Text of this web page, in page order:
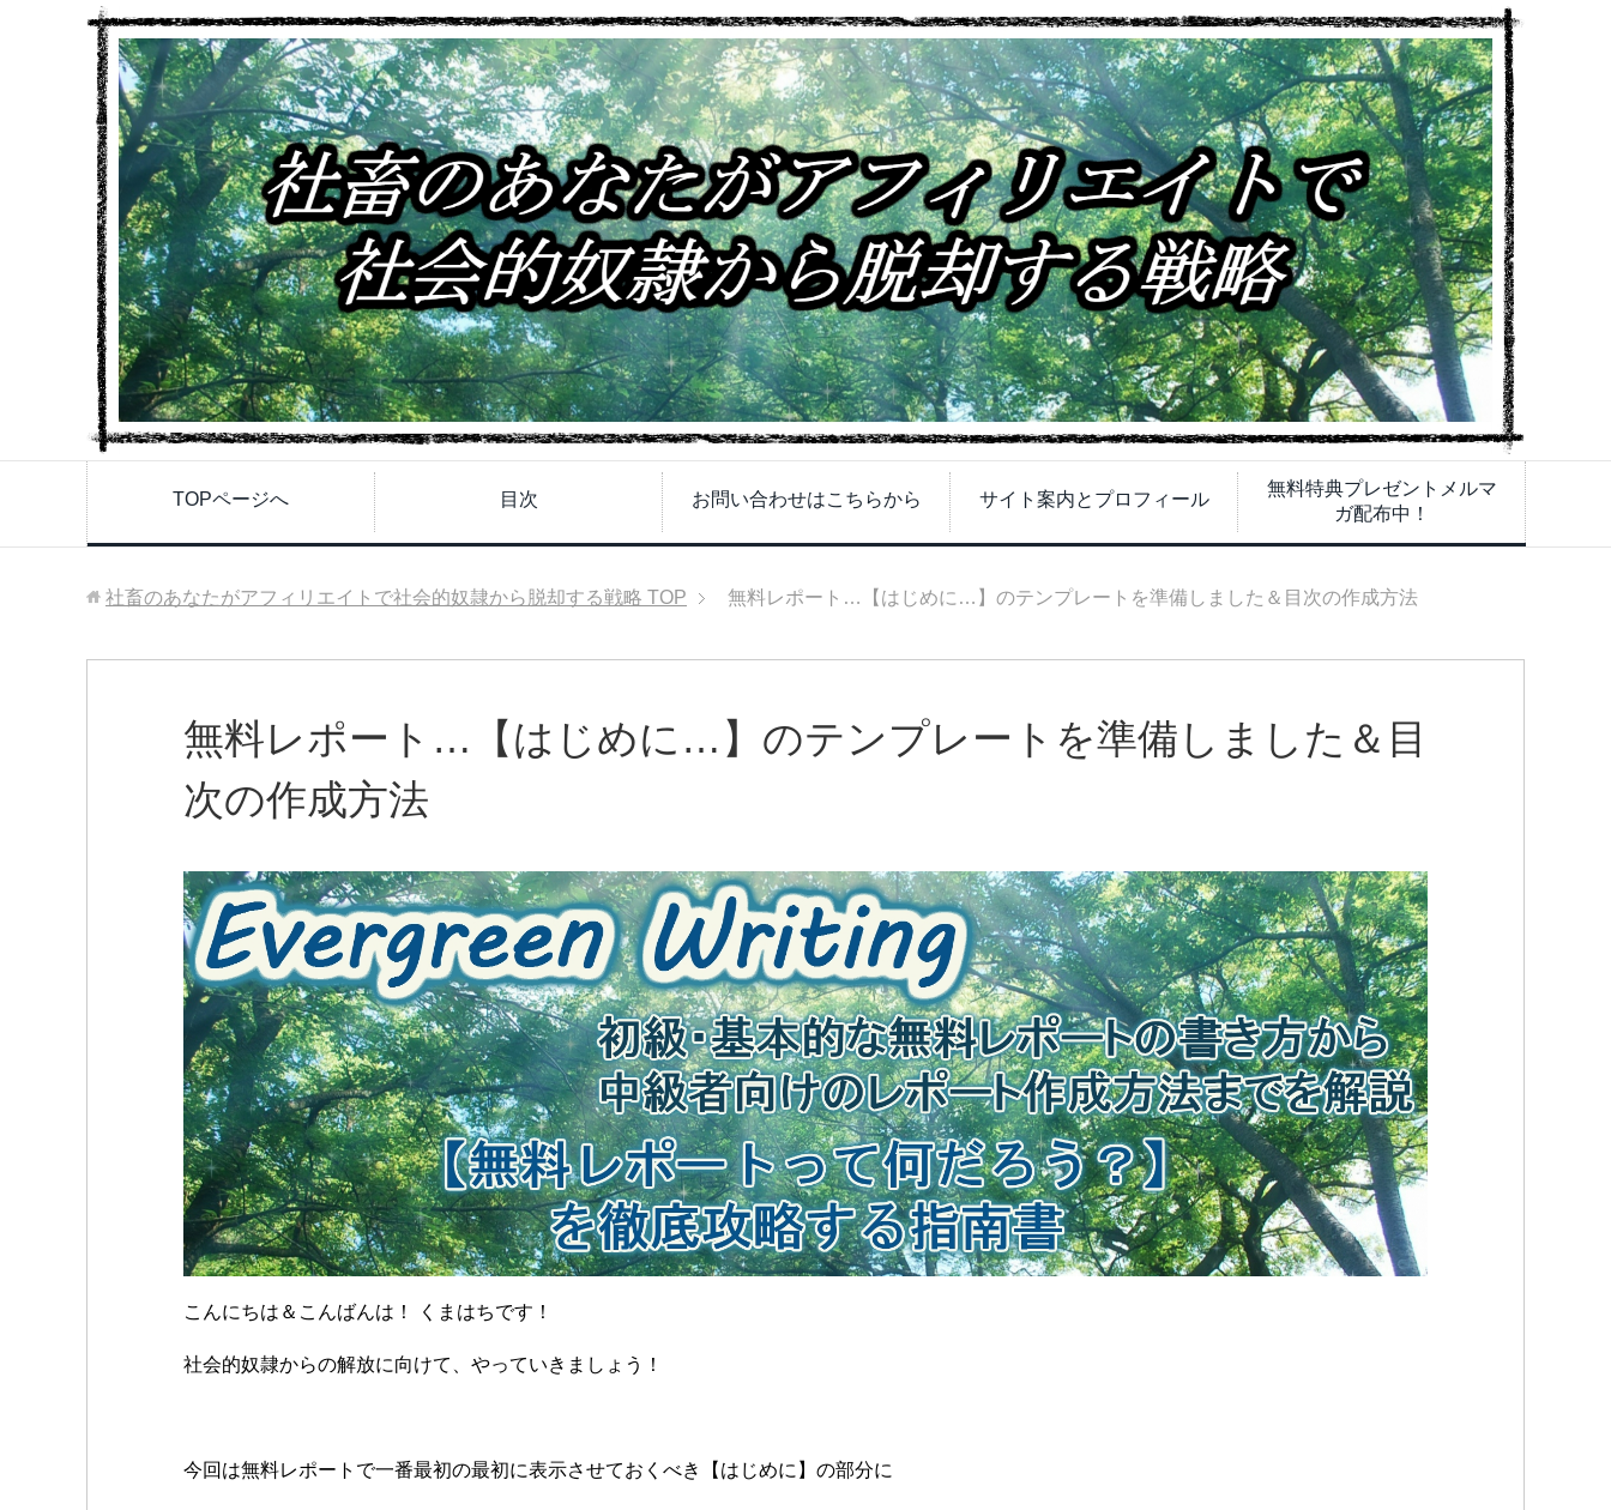
TOPページへ 目次 お問い合わせはこちらから サイト案内とプロフィール
無料特典プレゼントメルマ
ガ配布中！
社畜のあなたがアフィリエイトで社会的奴隷から脱却する戦略 TOP 無料レポート…【はじめに…】のテンプレートを準備しました＆目次の作成方法
無料レポート…【はじめに…】のテンプレートを準備しました＆目
次の作成方法
こんにちは＆こんばんは！ くまはちです！
社会的奴隷からの解放に向けて、やっていきましょう！
今回は無料レポートで一番最初の最初に表示させておくべき【はじめに】の部分に